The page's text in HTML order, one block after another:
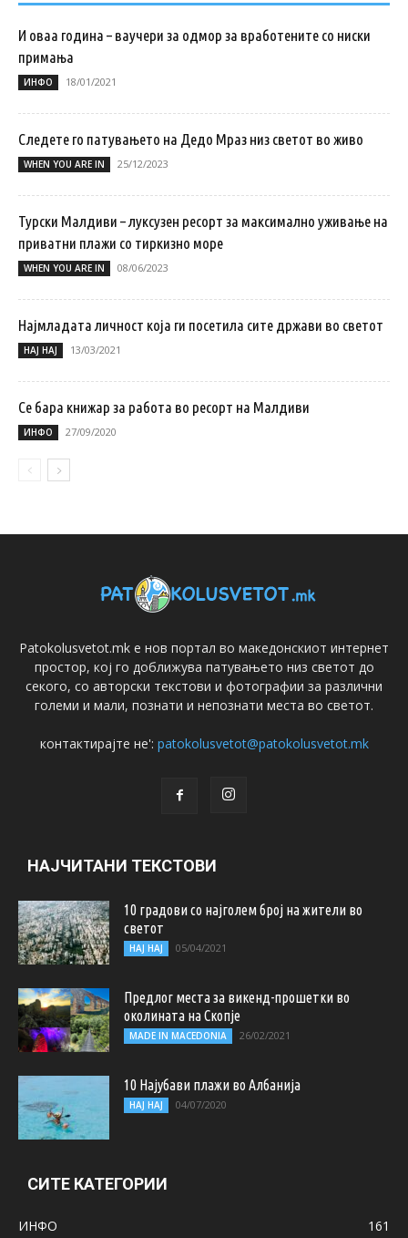
И оваа година – ваучери за одмор за вработените со ниски
примања
ИНФО 18/01/2021
Следете го патувањето на Дедо Мраз низ светот во живо
WHEN YOU ARE IN 25/12/2023
Турски Малдиви – луксузен ресорт за максимално уживање на
приватни плажи со тиркизно море
WHEN YOU ARE IN 08/06/2023
Најмладата личност која ги посетила сите држави во светот
НАЈ НАЈ 13/03/2021
Се бара книжар за работа во ресорт на Малдиви
ИНФО 27/09/2020
Patokolusvetot.mk е нов портал во македонскиот интернет
простор, кој го доближува патувањето низ светот до
секого, со авторски текстови и фотографии за различни
големи и мали, познати и непознати места во светот.
контактирајте не': patokolusvetot@patokolusvetot.mk
НАЈЧИТАНИ ТЕКСТОВИ
10 градови со најголем број на жители во
светот
НАЈ НАЈ 05/04/2021
Предлог места за викенд-прошетки во
околината на Скопје
MADE IN MACEDONIA 26/02/2021
10 Најубави плажи во Албанија
НАЈ НАЈ 04/07/2020
СИТЕ КАТЕГОРИИ
ИНФО 161